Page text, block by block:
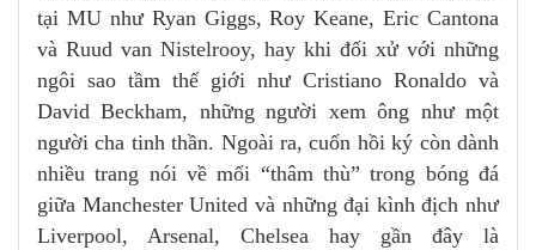
tại MU như Ryan Giggs, Roy Keane, Eric Cantona
và Ruud van Nistelrooy, hay khi đối xử với những
ngôi sao tầm thế giới như Cristiano Ronaldo và
David Beckham, những người xem ông như một
người cha tinh thần. Ngoài ra, cuốn hồi ký còn dành
nhiều trang nói về mối “thâm thù” trong bóng đá
giữa Manchester United và những đại kình địch như
Liverpool, Arsenal, Chelsea hay gần đây là